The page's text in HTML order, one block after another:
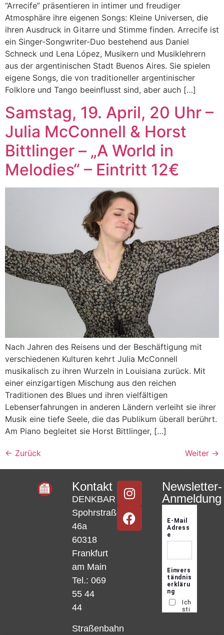
“Arrecife” präsentieren in intimer und freudiger
Atmosphäre ihre eigenen Songs: Kleine Universen, die
ihren Ausdruck in Gitarre und Stimme finden. Arrecife ist
ein Singer-Songwriter-Duo bestehend aus Daniel
Schneck und Lena López, Musikern und Musiklehrern
aus der argentinischen Stadt Buenos Aires. Sie spielen
eigene Songs, die von traditioneller argentinischer
Folklore und Tango beeinflusst sind, aber auch […]
Samstag, 19. April, 20 Uhr –
Julia McConnell & Horst
Bittlinger – „A World in
Melodies“ – Eintritt 12€
Nach Jahren des Reisens und der Beschäftigung mit
verschiedenen Kulturen kehrt Julia McConnell
musikalisch zu ihren Wurzeln in Louisiana zurück. Mit
einer einzigartigen Mischung aus den reichen
Traditionen des Blues und ihren vielfältigen
Lebenserfahrungen in anderen Ländern verleiht sie ihrer
Musik eine tiefe Seele, die das Publikum überall berührt.
Am Piano begleitet sie Horst Bittlinger, […]
← Zurück Weiter →
Kontakt
DENKBAR
Spohrstraße
46a
60318
Frankfurt
am Main
Tel.: 069
55 44
44
Straßenbahn
Newsletter-
Anmeldung